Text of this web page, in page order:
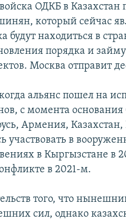
ОДКБ в
который сейчас
будут находиться в
порядка и
Москва отправит
альянс пошел на
с момента
Армения,
участвовать в
в Кыргызстане в
в 2021-м.
того, что
сил, однако